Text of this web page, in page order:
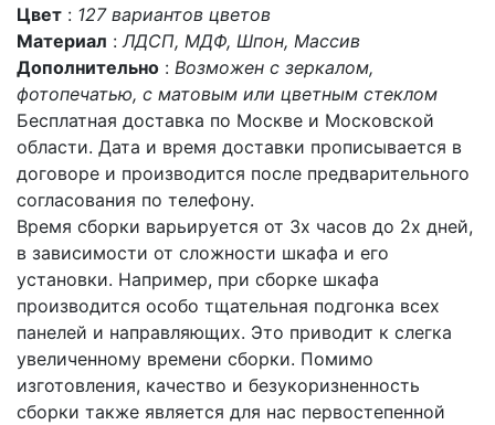
Цвет : 127 вариантов цветов
Материал : ЛДСП, МДФ, Шпон, Массив
Дополнительно : Возможен с зеркалом,
фотопечатью, с матовым или цветным стеклом
Бесплатная доставка по Москве и Московской
области. Дата и время доставки прописывается в
договоре и производится после предварительного
согласования по телефону.
Время сборки варьируется от 3х часов до 2х дней,
в зависимости от сложности шкафа и его
установки. Например, при сборке шкафа
производится особо тщательная подгонка всех
панелей и направляющих. Это приводит к слегка
увеличенному времени сборки. Помимо
изготовления, качество и безукоризненность
сборки также является для нас первостепенной